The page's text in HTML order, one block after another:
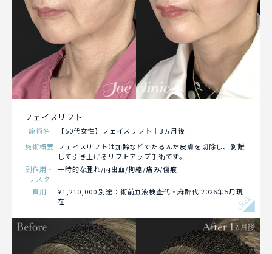
フェイスリフト
施術名
【50代女性】フェイスリフト｜3ヵ月後
施術概要 フェイスリフトは加齢などでたるんだ皮膚を切除し、剥離
して引き上げるリフトアップ手術です。
副作用・
リスク
一時的な腫れ/内出血/拘縮/痛み /傷痕
費用
¥1,210,000 別途：術前血液検査代・麻酔代 2026年5月現
在
click